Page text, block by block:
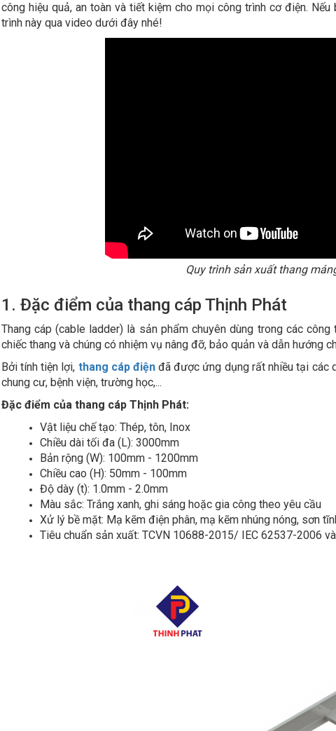
công hiệu quả, an toàn và tiết kiệm cho mọi công trình cơ điện.
trình này qua video dưới đây nhé!
Quy trình sản xuất thang
1. Đặc điểm của thang cáp Thịnh Phát
Thang cáp (cable ladder) là sản phẩm chuyên dùng trong các
chiếc thang và chúng có nhiệm vụ nâng đỡ, bảo quản và dẫn hướng
Bởi tính tiện lợi, thang cáp điệnđã được ứng dụng rất nhiều tại các
chung cư, bệnh viện, trường học,...
Đặc điểm của thang cáp Thịnh Phát:
Vật liệu chế tạo: Thép, tôn, Inox
Chiều dài tối đa (L): 3000mm
Bản rộng (W): 100mm - 1200mm
Chiều cao (H): 50mm - 100mm
Độ dày (t): 1.0mm - 2.0mm
Màu sắc: Trắng xanh, ghi sáng hoặc gia công theo yêu cầu
Xử lý bề mặt: Mạ kẽm điện phân, mạ kẽm nhúng nóng, sơn
Tiêu chuẩn sản xuất: TCVN 10688-2015/ IEC 62537-2006